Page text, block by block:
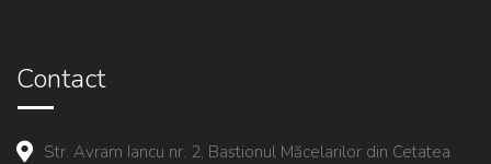
Contact
Str. Avram Iancu nr. 2, Bastionul Măcelarilor din Cetatea